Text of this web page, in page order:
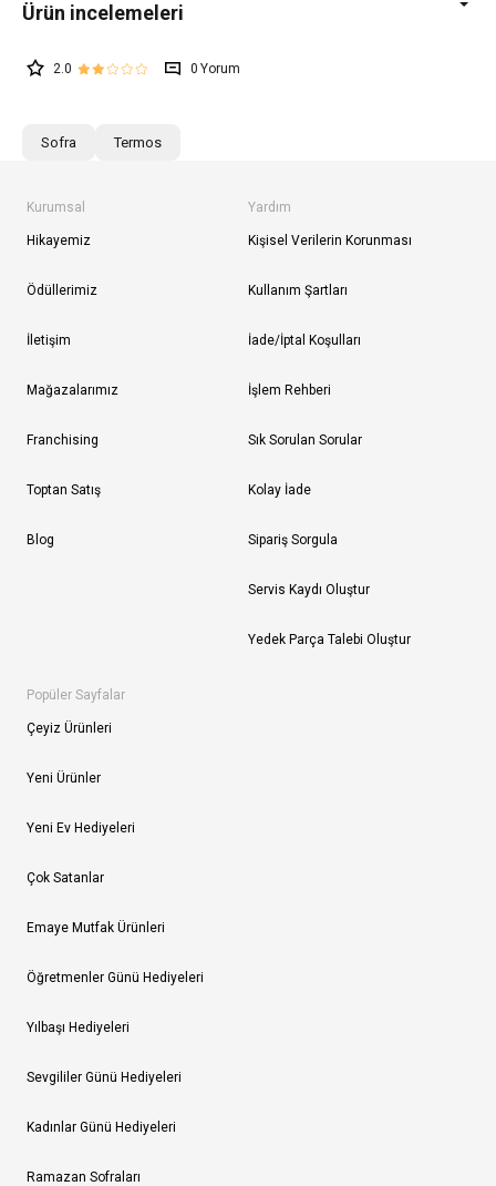
2.0 0
Sofra Termos
Kurumsal
Hikayemiz
Ödüllerimiz
İletişim
Mağazalarımız
Franchising
Toptan Satış
Blog
Yardım
Kişisel Verilerin Korunması
Kullanım Şartları
İade/İptal Koşulları
İşlem Rehberi
Sık Sorulan Sorular
Kolay İade
Sipariş Sorgula
Servis Kaydı Oluştur
Yedek Parça Talebi Oluştur
Popüler Sayfalar
Çeyiz Ürünleri
Yeni Ürünler
Yeni Ev Hediyeleri
Çok Satanlar
Emaye Mutfak Ürünleri
Öğretmenler Günü Hediyeleri
Yılbaşı Hediyeleri
Sevgililer Günü Hediyeleri
Kadınlar Günü Hediyeleri
Ramazan Sofraları